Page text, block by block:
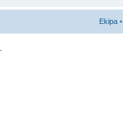
Ekipa •